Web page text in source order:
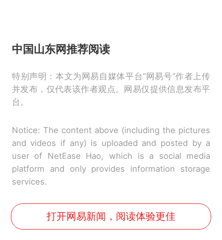
中国山东网推荐阅读
特别声明：本文为网易自媒体平台“网易号”作者上传
并发布，仅代表该作者观点。网易仅提供信息发布平
台。
Notice: The content above (including the pictures
and videos if any) is uploaded and posted by a
user of NetEase Hao, which is a social media
platform and only provides information storage
services.
打开网易新闻，阅读体验更佳